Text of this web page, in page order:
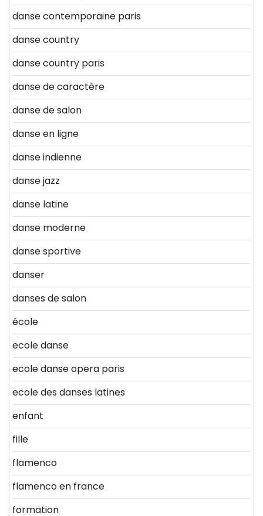
danse contemporaine paris
danse country
danse country paris
danse de caractère
danse de salon
danse en ligne
danse indienne
danse jazz
danse latine
danse moderne
danse sportive
danser
danses de salon
école
ecole danse
ecole danse opera paris
ecole des danses latines
enfant
fille
flamenco
flamenco en france
formation